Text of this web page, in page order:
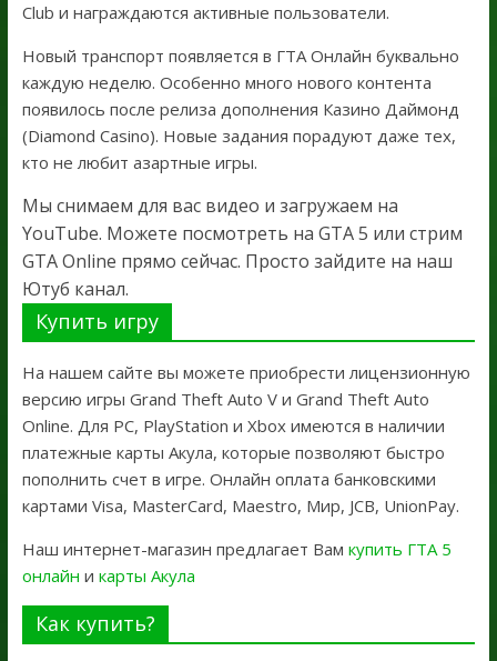
Club и награждаются активные пользователи.
Новый транспорт появляется в ГТА Онлайн буквально
каждую неделю. Особенно много нового контента
появилось после релиза дополнения Казино Даймонд
(Diamond Casino). Новые задания порадуют даже тех,
кто не любит азартные игры.
Мы снимаем для вас видео и загружаем на
YouTube. Можете посмотреть на GTA 5 или стрим
GTA Online прямо сейчас. Просто зайдите на наш
Ютуб канал.
Купить игру
На нашем сайте вы можете приобрести лицензионную
версию игры Grand Theft Auto V и Grand Theft Auto
Online. Для PC, PlayStation и Xbox имеются в наличии
платежные карты Акула, которые позволяют быстро
пополнить счет в игре. Онлайн оплата банковскими
картами Visa, MasterCard, Maestro, Мир, JCB, UnionPay.
Наш интернет-магазин предлагает Вам купить ГТА 5
онлайн и карты Акула
Как купить?